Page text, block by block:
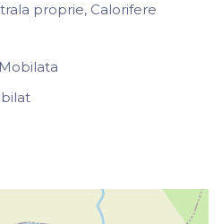
proprie, Calorifere